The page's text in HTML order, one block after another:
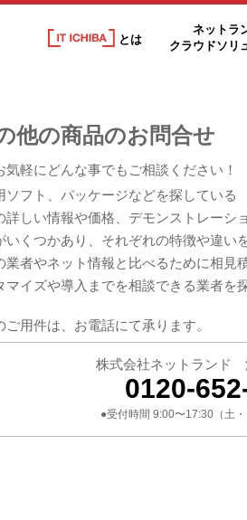
とは
ネットラ
クラウドソリ
他の商品のお問合せ
気軽にどんな事でもご相談ください！
ソフト、パッケージなどを探している
詳しい情報や価格、デモンストレーシ
いくつかあり、それぞれの特徴や違い
業者やネット情報と比べるために相見
マイズや導入までを相談できる業者を
ご用件は、お電話にて承ります。
株式会社ネットランド
0120-
●受付時間 9:00〜17:30（土・